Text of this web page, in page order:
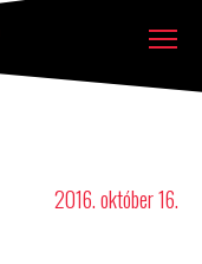
2016. október 16.